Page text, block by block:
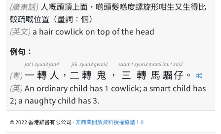
(廣東話)
較疏嘅位置（量詞：個）
(英文) a hair cowlick on top of the head
例句：
(粵) 一
jat1
轉
zyun3
人
jan4
， 二
ji6
轉
zyun3
鬼
gwai2
， 三
saam1
轉
zyun3
馬
maa5
騮
lau1
仔
zai2
。
(英) An ordinary child has 1 cowlick; a smart child has
2; a naughty child has 3.
© 2022 香港辭書有限公司 -非商業開放資料授權協議 1.0